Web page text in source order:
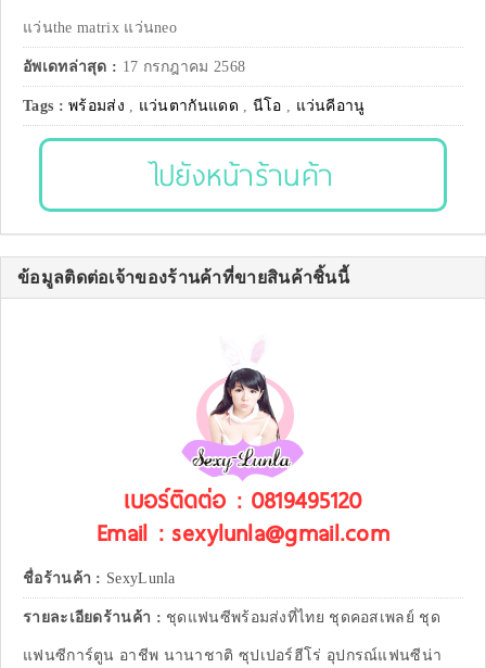
แว่นthe matrix แว่นneo
อัพเดทล่าสุด : 17 กรกฎาคม 2568
Tags :พร้อมส่ง , แว่นตากันแดด , นีโอ , แว่นคีอานู
ไปยังหน้าร้านค้า
ข้อมูลติดต่อเจ้าของร้านค้าที่ขายสินค้าชิ้นนี้
เบอร์ติดต่อ : 0819495120
Email : sexylunla@gmail.com
ชื่อร้านค้า : SexyLunla
รายละเอียดร้านค้า : ชุดแฟนซีพร้อมส่งที่ไทย ชุดคอสเพลย์ ชุด
แฟนซีการ์ตูน อาชีพ นานาชาติ ซุปเปอร์ฮีโร่ อุปกรณ์แฟนซีน่า